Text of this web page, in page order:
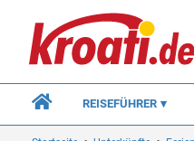
REISEFÜHRER